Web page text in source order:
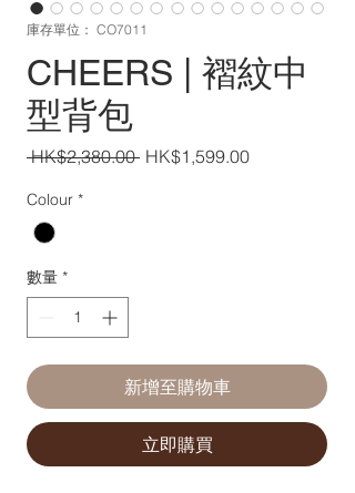
庫存單位： CO7011
CHEERS | 褶紋中
型背包
HK$2,380.00 一HK$1,599.00促
Colour *
數量 *
新增至購物車
立即購買